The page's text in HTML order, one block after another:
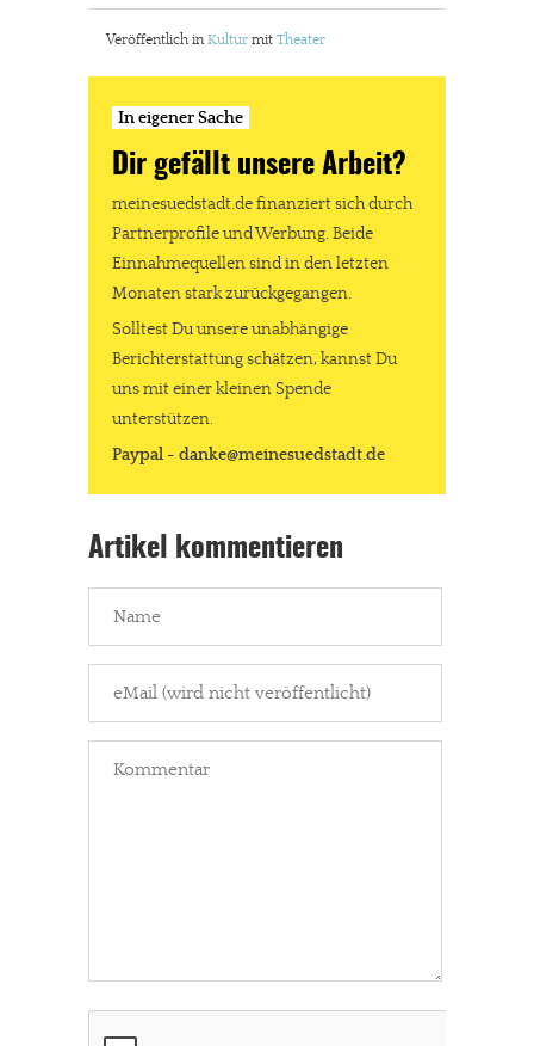
Veröffentlich in Kultur mit Theater
In eigener Sache
Dir gefällt unsere Arbeit?
meinesuedstadt.de finanziert sich durch
Partnerprofile und Werbung. Beide
Einnahmequellen sind in den letzten
Monaten stark zurückgegangen.
Solltest Du unsere unabhängige
Berichterstattung schätzen, kannst Du
uns mit einer kleinen Spende
unterstützen.
Paypal - danke@meinesuedstadt.de
Artikel kommentieren